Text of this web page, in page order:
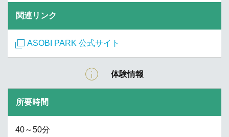
関連リンク
ASOBI PARK 公式サイト
体験情報
所要時間
40～50分